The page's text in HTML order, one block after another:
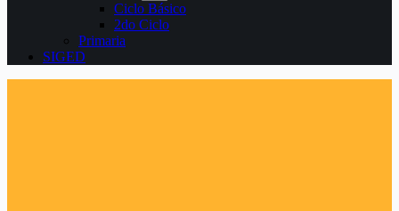
Ciclo Básico
2do Ciclo
Primaria
SIGED